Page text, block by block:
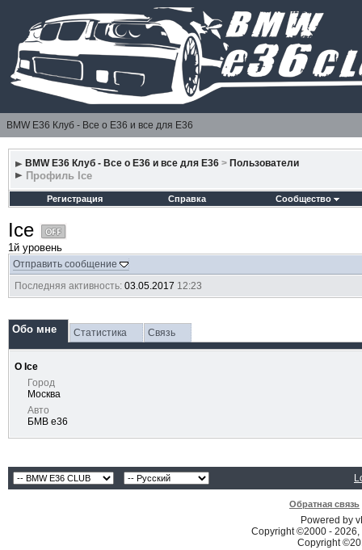
BMW E36 Клуб - Все о Е36 и все для Е36
BMW E36 Клуб - Все о Е36 и все для Е36 > Пользователи
Профиль Ice
Регистрация Справка Сообщество
Ice
1й уровень
Отправить сообщение
Последняя активность:03.05.2017 12:23
Обо мне Статистика Связь
О Ice
Город
Москва
Авто
БМВ е36
Обратная связь
Powered by
Copyright ©2000 -
Copyright